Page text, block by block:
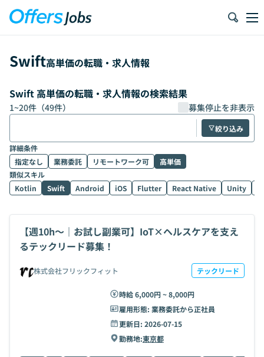
Swift高単価の転職・求人情報
Swift 高単価の転職・求人情報の検索結果
1~20件（49件） 募集停止を非表示
絞り込み
詳細条件
指定なし
業務委託 リモートワーク可
高単価
類似スキル
Kotlin
Swift Android iOS Flutter React Native Unity
【週10h〜｜お試し副業可】IoT×ヘルスケアを支え
るテックリード募集！
株式会社フリックフィット テックリード
時給 6,000円 ~ 8,000円
雇用形態: 業務委託から正社員
更新日: 2026-07-15
勤務地:東京都